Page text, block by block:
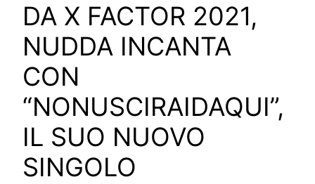
DA X FACTOR 2021,
NUDDA INCANTA
CON
“NONUSCIRAIDAQUI”,
IL SUO NUOVO
SINGOLO